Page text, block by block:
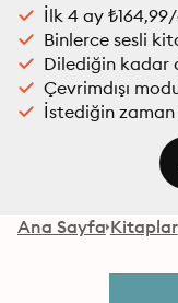
İlk 4 ay
Binlerce sesli
Dilediğin kadar
Çevrimdışı
İstediğin
Ana Sayfa Kitaplar